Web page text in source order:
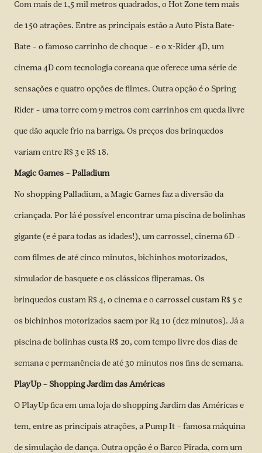
Com mais de 1,5 mil metros quadrados, o Hot Zone tem mais
de 150 atrações. Entre as principais estão a Auto Pista Bate-
Bate – o famoso carrinho de choque – e o x-Rider 4D, um
cinema 4D com tecnologia coreana que oferece uma série de
sensações e quatro opções de filmes. Outra opção é o Spring
Rider – uma torre com 9 metros com carrinhos em queda livre
que dão aquele frio na barriga. Os preços dos brinquedos
variam entre R$ 3 e R$ 18.
Magic Games – Palladium
No shopping Palladium, a Magic Games faz a diversão da
criançada. Por lá é possível encontrar uma piscina de bolinhas
gigante (e é para todas as idades!), um carrossel, cinema 6D –
com filmes de até cinco minutos, bichinhos motorizados,
simulador de basquete e os clássicos fliperamas. Os
brinquedos custam R$ 4, o cinema e o carrossel custam R$ 5 e
os bichinhos motorizados saem por R4 10 (dez minutos). Já a
piscina de bolinhas custa R$ 20, com tempo livre dos dias de
semana e permanência de até 30 minutos nos fins de semana.
PlayUp – Shopping Jardim das Américas
O PlayUp fica em uma loja do shopping Jardim das Américas e
tem, entre as principais atrações, a Pump It – famosa máquina
de simulação de dança. Outra opção é o Barco Pirada, com um